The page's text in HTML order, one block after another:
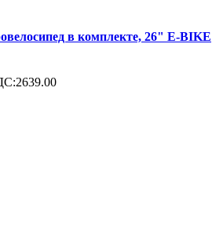
в комплекте, 26" E-BIKE